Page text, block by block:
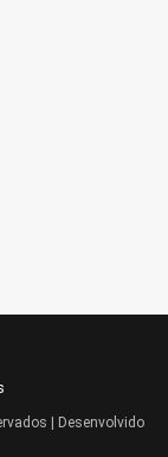
| Desenvolvido